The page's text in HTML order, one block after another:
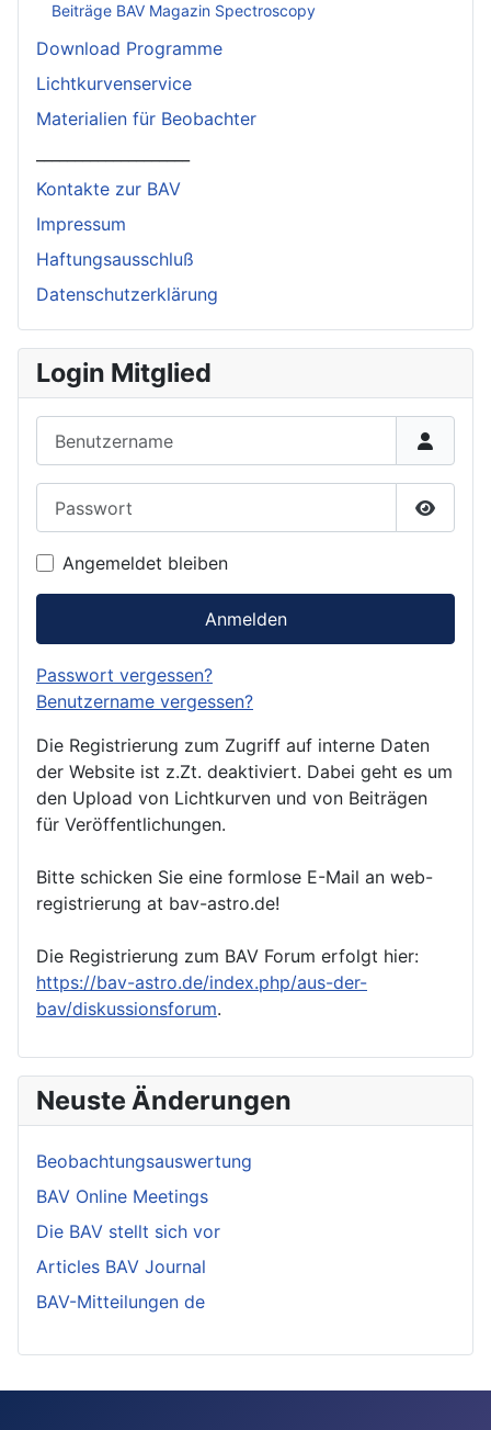
Beiträge BAV Magazin Spectroscopy
Download Programme
Lichtkurvenservice
Materialien für Beobachter
Kontakte zur BAV
Impressum
Haftungsausschluß
Datenschutzerklärung
Login Mitglied
Angemeldet bleiben
Anmelden
Passwort vergessen?
Benutzername vergessen?
Die Registrierung zum Zugriff auf interne Daten
der Website ist z.Zt. deaktiviert. Dabei geht es um
den Upload von Lichtkurven und von Beiträgen
für Veröffentlichungen.
Bitte schicken Sie eine formlose E-Mail an web-
registrierung at bav-astro.de!
Die Registrierung zum BAV Forum erfolgt hier:
https://bav-astro.de/index.php/aus-der-
bav/diskussionsforum.
Neuste Änderungen
Beobachtungsauswertung
BAV Online Meetings
Die BAV stellt sich vor
Articles BAV Journal
BAV-Mitteilungen de